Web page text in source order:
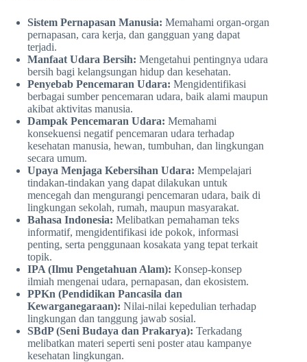
Sistem Pernapasan Manusia: Memahami organ-organ
pernapasan, cara kerja, dan gangguan yang dapat
terjadi.
Manfaat Udara Bersih: Mengetahui pentingnya udara
bersih bagi kelangsungan hidup dan kesehatan.
Penyebab Pencemaran Udara: Mengidentifikasi
berbagai sumber pencemaran udara, baik alami maupun
akibat aktivitas manusia.
Dampak Pencemaran Udara: Memahami
konsekuensi negatif pencemaran udara terhadap
kesehatan manusia, hewan, tumbuhan, dan lingkungan
secara umum.
Upaya Menjaga Kebersihan Udara: Mempelajari
tindakan-tindakan yang dapat dilakukan untuk
mencegah dan mengurangi pencemaran udara, baik di
lingkungan sekolah, rumah, maupun masyarakat.
Bahasa Indonesia: Melibatkan pemahaman teks
informatif, mengidentifikasi ide pokok, informasi
penting, serta penggunaan kosakata yang tepat terkait
topik.
IPA (Ilmu Pengetahuan Alam): Konsep-konsep
ilmiah mengenai udara, pernapasan, dan ekosistem.
PPKn (Pendidikan Pancasila dan
Kewarganegaraan): Nilai-nilai kepedulian terhadap
lingkungan dan tanggung jawab sosial.
SBdP (Seni Budaya dan Prakarya): Terkadang
melibatkan materi seperti seni poster atau kampanye
kesehatan lingkungan.